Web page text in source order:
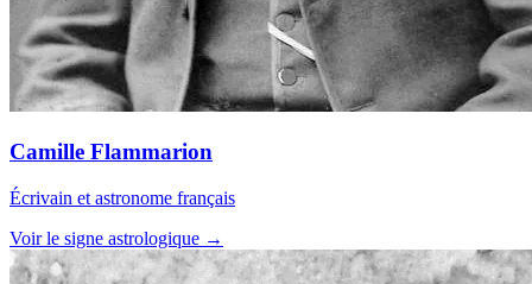
Camille Flammarion
Écrivain et astronome français
Voir le signe astrologique →